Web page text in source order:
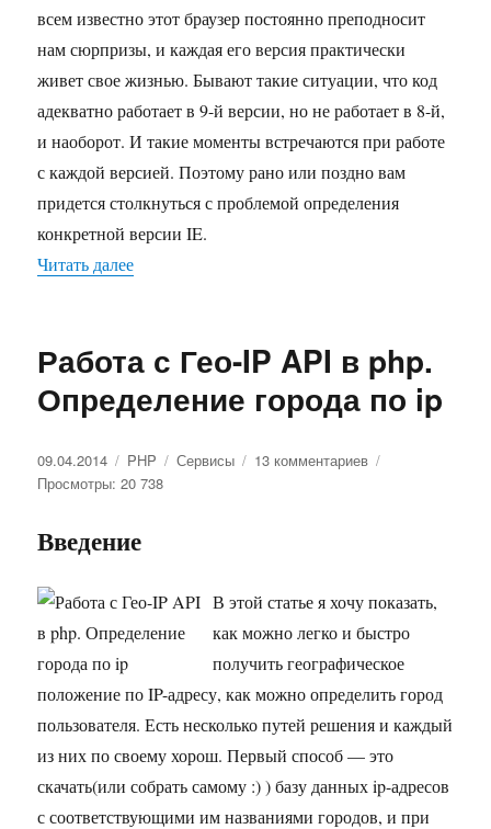
всем известно этот браузер постоянно преподносит
нам сюрпризы, и каждая его версия практически
живет свое жизнью. Бывают такие ситуации, что код
адекватно работает в 9-й версии, но не работает в 8-й,
и наоборот. И такие моменты встречаются при работе
с каждой версией. Поэтому рано или поздно вам
придется столкнуться с проблемой определения
конкретной версии IE.
Читать далее
Работа с Гео-IP API в php.
Определение города по ip
Опубликовано
09.04.2014 Рубрики
PHP Метки
Сервисы 13 комментариев
API
php.
Определение
города
ip
Просмотры: 20 738
Введение
В этой статье я хочу показать,
как можно легко и быстро
получить географическое
положение по IP-адресу, как можно определить город
пользователя. Есть несколько путей решения и каждый
из них по своему хорош. Первый способ — это
скачать(или собрать самому :) ) базу данных ip-адресов
с соответствующими им названиями городов, и при